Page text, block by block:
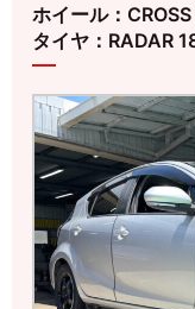
ホイール：
タイヤ：RADAR